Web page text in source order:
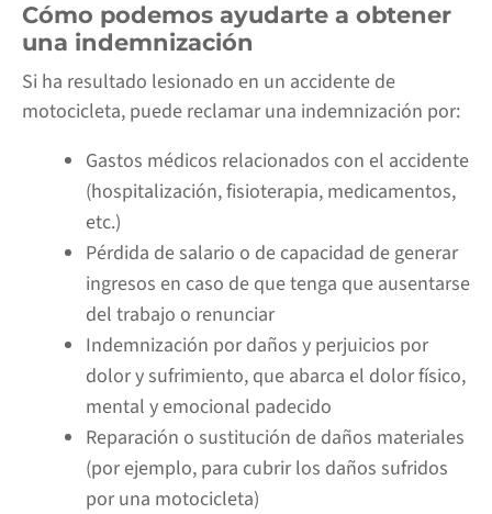
Cómo podemos ayudarte a obtener
una indemnización
Si ha resultado lesionado en un accidente de
motocicleta, puede reclamar una indemnización por:
Gastos médicos relacionados con el accidente
(hospitalización, fisioterapia, medicamentos,
etc.)
Pérdida de salario o de capacidad de generar
ingresos en caso de que tenga que ausentarse
del trabajo o renunciar
Indemnización por daños y perjuicios por
dolor y sufrimiento, que abarca el dolor físico,
mental y emocional padecido
Reparación o sustitución de daños materiales
(por ejemplo, para cubrir los daños sufridos
por una motocicleta)